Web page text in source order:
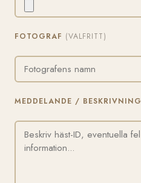
FOTOGRAF (VALFRITT)
MEDDELANDE / BESKRIVNING